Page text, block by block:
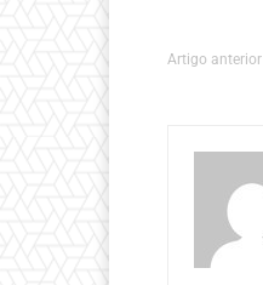
Artigo anterior